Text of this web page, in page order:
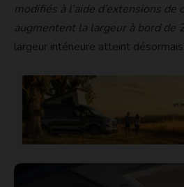
modifiés à l’aide d’extensions de
augmentent la largeur à bord de
largeur intérieure atteint